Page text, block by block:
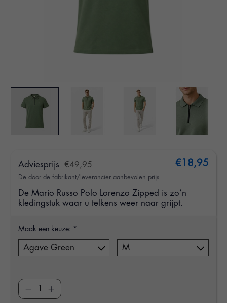
Adviesprijs €49,95
De door de fabrikant/leverancier aanbevolen prijs
€18,95
De Mario Russo Polo Lorenzo Zipped is zo’n
kledingstuk waar u telkens weer naar grijpt.
Maak een keuze: *